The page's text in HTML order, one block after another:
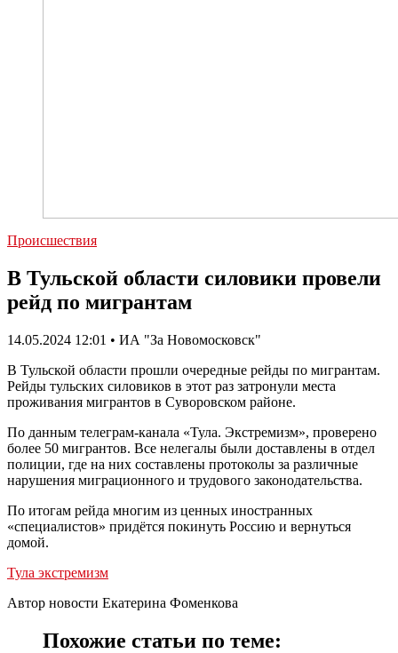
Происшествия
В Тульской области силовики провели
рейд по мигрантам
14.05.2024 12:01 • ИА "За Новомосковск"
В Тульской области прошли очередные рейды по мигрантам.
Рейды тульских силовиков в этот раз затронули места
проживания мигрантов в Суворовском районе.
По данным телеграм-канала «Тула. Экстремизм», проверено
более 50 мигрантов. Все нелегалы были доставлены в отдел
полиции, где на них составлены протоколы за различные
нарушения миграционного и трудового законодательства.
По итогам рейда многим из ценных иностранных
«специалистов» придётся покинуть Россию и вернуться
домой.
Тула экстремизм
Автор новости Екатерина Фоменкова
Похожие статьи по теме: